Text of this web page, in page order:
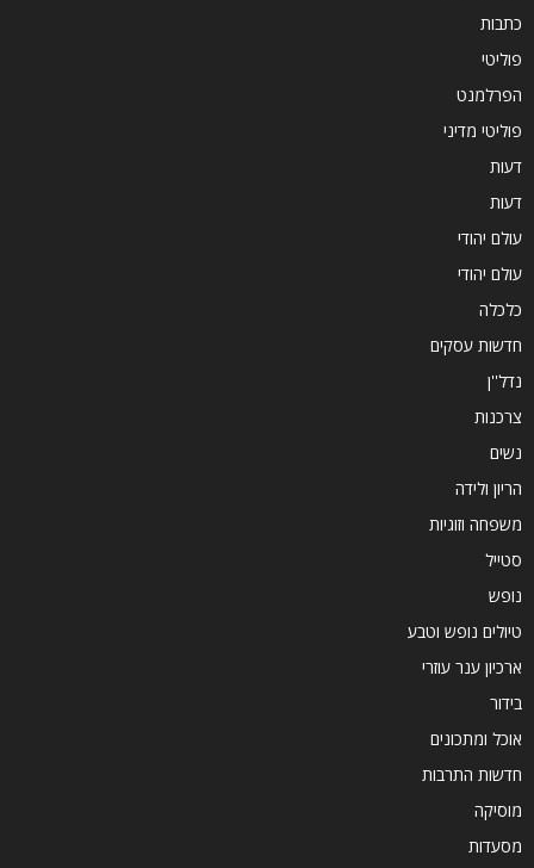
כתבות
פוליטי
הפרלמנט
פוליטי מדיני
דעות
דעות
עולם יהודי
עולם יהודי
כלכלה
חדשות עסקים
נדל''ן
צרכנות
נשים
הריון ולידה
משפחה וזוגיות
סטייל
נופש
טיולים נופש וטבע
ארכיון ענר עוזרי
בידור
אוכל ומתכונים
חדשות התרבות
מוסיקה
מסעדות